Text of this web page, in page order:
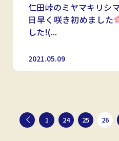
仁田峠のミヤマキリシ
日早く咲き初めました
した!(...
2021.05.09
1 24 25 26